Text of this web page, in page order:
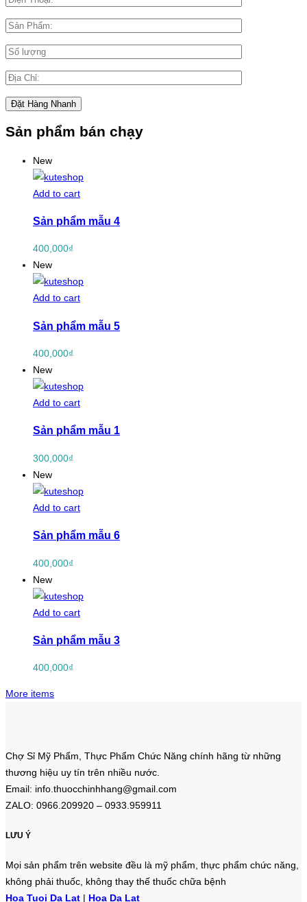
Sản phẩm bán chạy
New
Add to cart
Sản phẩm mẫu 4
400,000₫
New
Add to cart
Sản phẩm mẫu 5
400,000₫
New
Add to cart
Sản phẩm mẫu 1
300,000₫
New
Add to cart
Sản phẩm mẫu 6
400,000₫
New
Add to cart
Sản phẩm mẫu 3
400,000₫
More items
Chợ Sỉ Mỹ Phẩm, Thực Phẩm Chức Năng chính hãng từ những
thương hiệu uy tín trên nhiều nước.
Email: info.thuocchinhhang@gmail.com
ZALO: 0966.209920 – 0933.959911
LƯU Ý
Mọi sản phẩm trên website đều là mỹ phẩm, thực phẩm chức năng,
không phải thuốc, không thay thế thuốc chữa bệnh
Hoa Tuoi Da Lat | Hoa Da Lat